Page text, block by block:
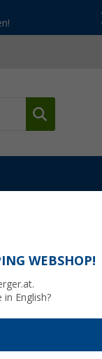
WEBSHOP!
English?